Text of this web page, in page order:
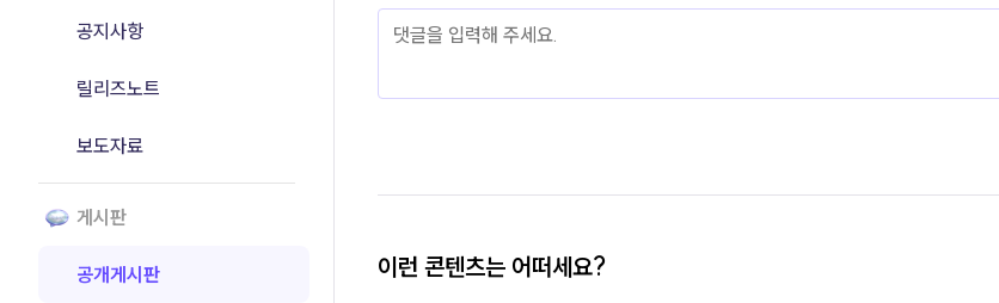
공지사항
릴리즈노트
보도자료
게시판
공개게시판 이런 콘텐츠는 어떠세요?